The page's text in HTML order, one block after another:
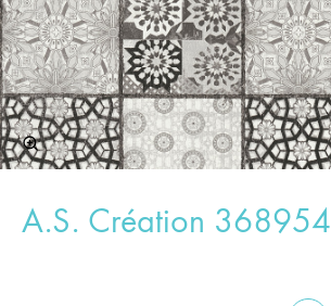
A.S. Création 368954